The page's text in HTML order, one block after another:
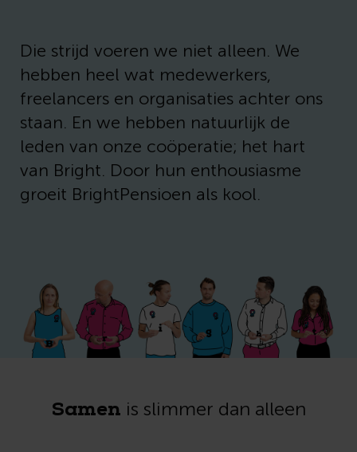
Die strijd voeren we niet alleen. We
hebben heel wat medewerkers,
freelancers en organisaties achter ons
staan. En we hebben natuurlijk de
leden van onze coöperatie; het hart
van Bright. Door hun enthousiasme
groeit BrightPensioen als kool.
Samen is slimmer dan alleen